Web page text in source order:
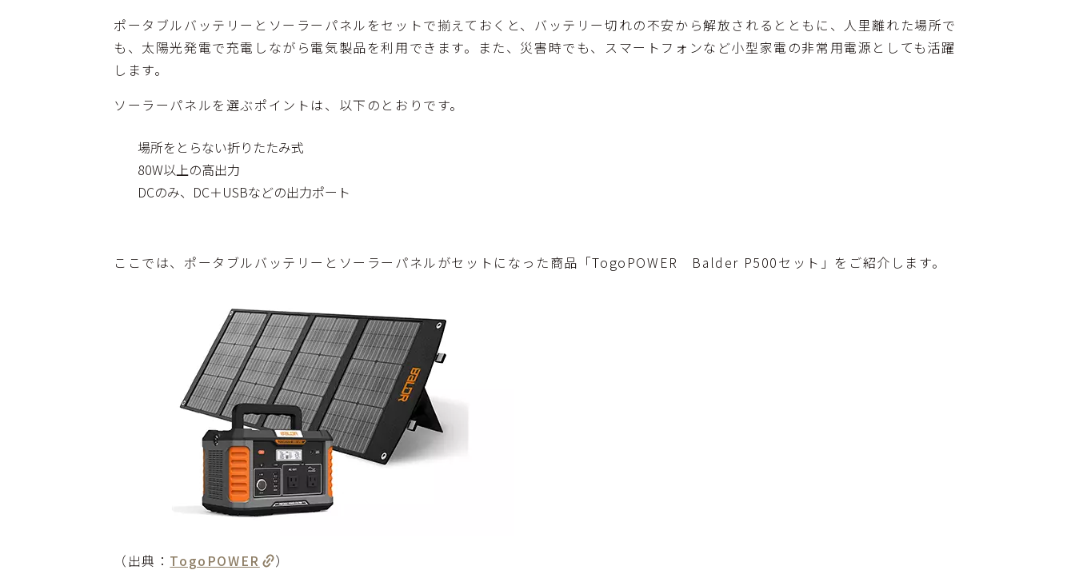
ポータブルバッテリーとソーラーパネルをセットで揃えておくと、バッテリー切れの不安から解放されるとともに、人里離れた場所で
も、太陽光発電で充電しながら電気製品を利用できます。また、災害時でも、スマートフォンなど小型家電の非常用電源としても活躍
します。
ソーラーパネルを選ぶポイントは、以下のとおりです。
場所をとらない折りたたみ式
80W以上の高出力
DCのみ、DC＋USBなどの出力ポート
ここでは、ポータブルバッテリーとソーラーパネルがセットになった商品「TogoPOWER Balder P500セット」をご紹介します。
（出典： TogoPOWER ）